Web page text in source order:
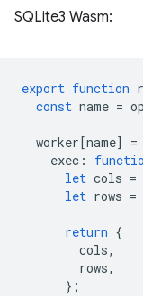
SQLite3 Wasm:
export function
const name =
worker[name] =
exec :
let cols =
let rows =
return {
cols,
rows,
};